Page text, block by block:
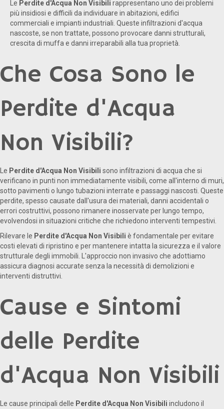
Le Perdite d'Acqua Non Visibili rappresentano uno dei problemi
più insidiosi e difficili da individuare in abitazioni, edifici
commerciali e impianti industriali. Queste infiltrazioni d'acqua
nascoste, se non trattate, possono provocare danni strutturali,
crescita di muffa e danni irreparabili alla tua proprietà.
Che Cosa Sono le
Perdite d'Acqua
Non Visibili?
Le Perdite d'Acqua Non Visibili sono infiltrazioni di acqua che si
verificano in punti non immediatamente visibili, come all'interno di muri,
sotto pavimenti o lungo tubazioni interrate e passaggi nascosti. Queste
perdite, spesso causate dall'usura dei materiali, danni accidentali o
errori costruttivi, possono rimanere inosservate per lungo tempo,
evolvendosi in situazioni critiche che richiedono interventi tempestivi.
Rilevare le Perdite d'Acqua Non Visibili è fondamentale per evitare
costi elevati di ripristino e per mantenere intatta la sicurezza e il valore
strutturale degli immobili. L'approccio non invasivo che adottiamo
assicura diagnosi accurate senza la necessità di demolizioni e
interventi distruttivi.
Cause e Sintomi
delle Perdite
d'Acqua Non Visibili
Le cause principali delle Perdite d'Acqua Non Visibili includono il